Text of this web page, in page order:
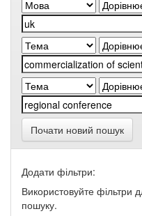
Почати новий пошук
Додати фільтри:
Використовуйте фільтри
пошуку.